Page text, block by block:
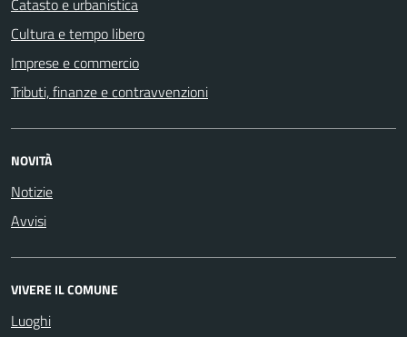
Cultura e tempo libero
Imprese e commercio
Tributi, finanze e contravvenzioni
NOVITÀ
Notizie
Avvisi
VIVERE IL COMUNE
Luoghi